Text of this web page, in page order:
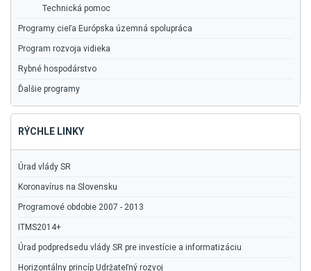
Technická pomoc
Programy cieľa Európska územná spolupráca
Program rozvoja vidieka
Rybné hospodárstvo
Ďalšie programy
RÝCHLE LINKY
Úrad vlády SR
Koronavírus na Slovensku
Programové obdobie 2007 - 2013
ITMS2014+
Úrad podpredsedu vlády SR pre investície a informatizáciu
Horizontálny princíp Udržateľný rozvoj